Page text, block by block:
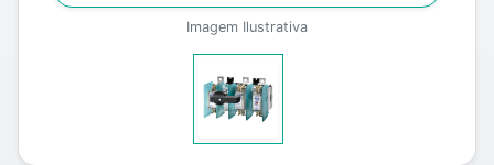
Imagem Ilustrativa